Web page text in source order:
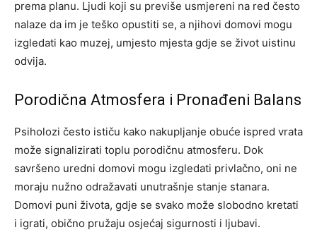
prema planu. Ljudi koji su previše usmjereni na red često
nalaze da im je teško opustiti se, a njihovi domovi mogu
izgledati kao muzej, umjesto mjesta gdje se život uistinu
odvija.
Porodična Atmosfera i Pronađeni Balans
Psiholozi često ističu kako nakupljanje obuće ispred vrata
može signalizirati toplu porodičnu atmosferu. Dok
savršeno uredni domovi mogu izgledati privlačno, oni ne
moraju nužno odražavati unutrašnje stanje stanara.
Domovi puni života, gdje se svako može slobodno kretati
i igrati, obično pružaju osjećaj sigurnosti i ljubavi.